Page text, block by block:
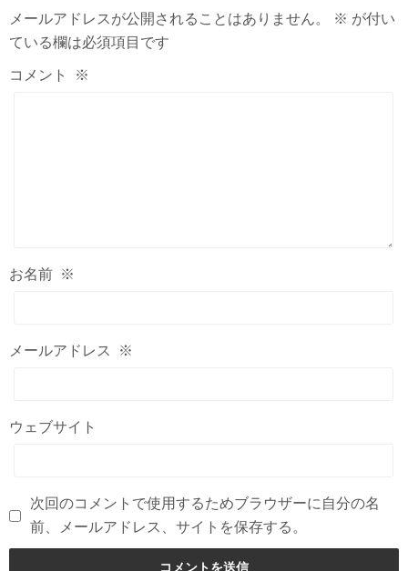
メールアドレスが公開されることはありません。 ※ が付い
ている欄は必須項目です
コメント ※
お名前 ※
メールアドレス ※
ウェブサイト
次回のコメントで使用するためブラウザーに自分の名
前、メールアドレス、サイトを保存する。